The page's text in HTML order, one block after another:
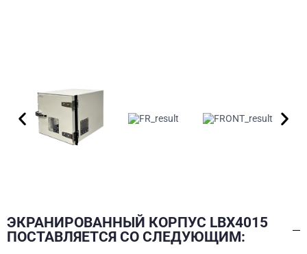
ЭКРАНИРОВАННЫЙ КОРПУС LBX4015
ПОСТАВЛЯЕТСЯ СО СЛЕДУЮЩИМ: